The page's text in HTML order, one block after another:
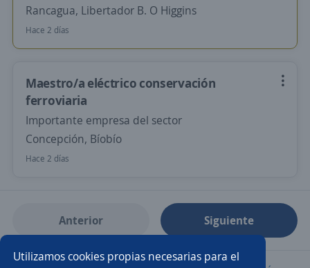
Utilizamos cookies propias necesarias para el
Rancagua, Libertador B. O Higgins
Hace 2 días
Maestro/a eléctrico conservación
ferroviaria
Importante empresa del sector
Concepción, Bíobío
Hace 2 días
Anterior Siguiente